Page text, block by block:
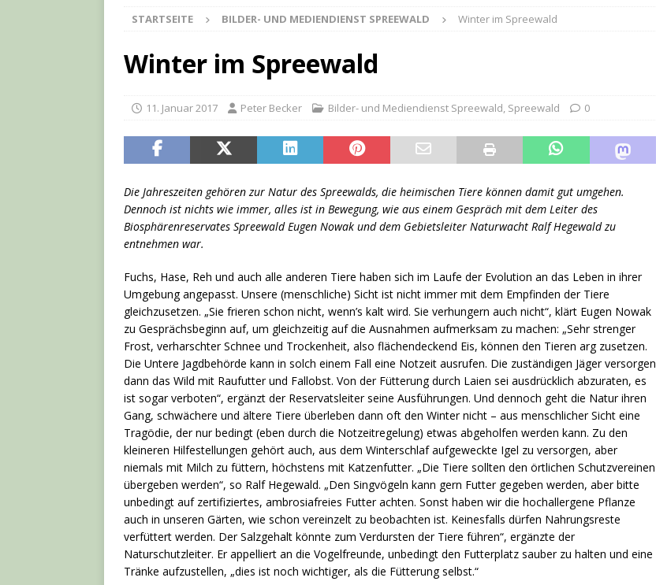
[ 16. Juli 2026 ] Wie bei einer Sagenkahnfahrt Unterhaltung und Wissen auf angenehme Weise
verbunden werden können
GESCHICHTE
[ 13. Juli 2026 ]
[ 7. August 2026 ]
7-Nationen-Gaststätte Dubkowmühle SPREEWALDTOURISMUS
STARTSEITE BILDER- UND MEDIENDIENST SPREEWALD Winter im Spreewald
Winter im Spreewald
11. Januar 2017 Peter Becker Bilder- und Mediendienst Spreewald, Spreewald 0
Die Jahreszeiten gehören zur Natur des Spreewalds, die heimischen Tiere können damit gut umgehen.
Dennoch ist nichts wie immer, alles ist in Bewegung, wie aus einem Gespräch mit dem Leiter des
Biosphärenreservates Spreewald Eugen Nowak und dem Gebietsleiter Naturwacht Ralf Hegewald zu
entnehmen war.
Fuchs, Hase, Reh und auch alle anderen Tiere haben sich im Laufe der Evolution an das Leben in ihrer
Umgebung angepasst. Unsere (menschliche) Sicht ist nicht immer mit dem Empfinden der Tiere
gleichzusetzen. „Sie frieren schon nicht, wenn’s kalt wird. Sie verhungern auch nicht“, klärt Eugen Nowak
zu Gesprächsbeginn auf, um gleichzeitig auf die Ausnahmen aufmerksam zu machen: „Sehr strenger
Frost, verharschter Schnee und Trockenheit, also flächendeckend Eis, können den Tieren arg zusetzen.
Die Untere Jagdbehörde kann in solch einem Fall eine Notzeit ausrufen. Die zuständigen Jäger versorgen
dann das Wild mit Raufutter und Fallobst. Von der Fütterung durch Laien sei ausdrücklich abzuraten, es
ist sogar verboten“, ergänzt der Reservatsleiter seine Ausführungen. Und dennoch geht die Natur ihren
Gang, schwächere und ältere Tiere überleben dann oft den Winter nicht – aus menschlicher Sicht eine
Tragödie, der nur bedingt (eben durch die Notzeitregelung) etwas abgeholfen werden kann. Zu den
kleineren Hilfestellungen gehört auch, aus dem Winterschlaf aufgeweckte Igel zu versorgen, aber
niemals mit Milch zu füttern, höchstens mit Katzenfutter. „Die Tiere sollten den örtlichen Schutzvereinen
übergeben werden“, so Ralf Hegewald. „Den Singvögeln kann gern Futter gegeben werden, aber bitte
unbedingt auf zertifiziertes, ambrosiafreies Futter achten. Sonst haben wir die hochallergene Pflanze
auch in unseren Gärten, wie schon vereinzelt zu beobachten ist. Keinesfalls dürfen Nahrungsreste
verfüttert werden. Der Salzgehalt könnte zum Verdursten der Tiere führen“, ergänzte der
Naturschutzleiter. Er appelliert an die Vogelfreunde, unbedingt den Futterplatz sauber zu halten und eine
Tränke aufzustellen, „dies ist noch wichtiger, als die Fütterung selbst.“